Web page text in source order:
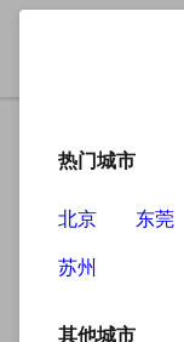
热门城市
北京 东莞
苏州
其他城市